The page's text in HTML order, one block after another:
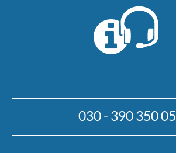
030 - 390 350 05